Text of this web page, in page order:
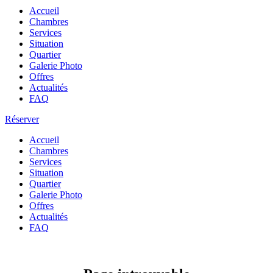
Accueil
Chambres
Services
Situation
Quartier
Galerie Photo
Offres
Actualités
FAQ
Réserver
Accueil
Chambres
Services
Situation
Quartier
Galerie Photo
Offres
Actualités
FAQ